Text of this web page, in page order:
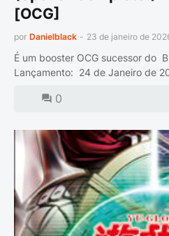
[OCG]
por Danielblack - 23 de janeiro de
É um booster OCG sucessor do
Lançamento: 24 de Janeiro de
0